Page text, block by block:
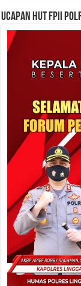
Ucapan HUT FPII